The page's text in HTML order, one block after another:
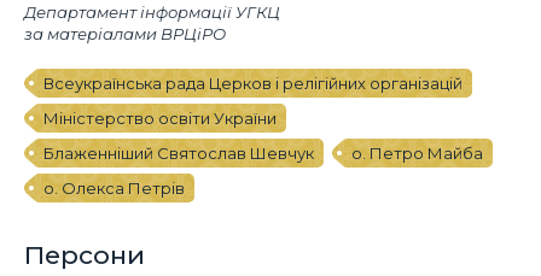
Департамент інформації УГКЦ
за матеріалами ВРЦіРО
Всеукраїнська рада Церков і релігійних організацій
Міністерство освіти України
Блаженніший Святослав Шевчук
о. Петро Майба
о. Олекса Петрів
Персони